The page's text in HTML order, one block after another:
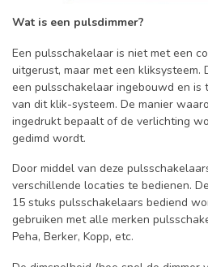
Wat is een pulsdimmer?
Een pulsschakelaar is niet met een
uitgerust, maar met een kliksysteem.
een pulsschakelaar ingebouwd en is
van dit klik-systeem. De manier
ingedrukt bepaalt of de verlichting
gedimd wordt.
Door middel van deze
verschillende locaties te bedienen.
15 stuks pulsschakelaars bediend
gebruiken met alle merken
Peha, Berker, Kopp, etc.